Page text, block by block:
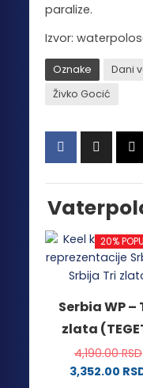
paralize.
Izvor:
Oznake Dani
Živko Gocić
20%
Serbia WP –
zlata
4,190.00RSD
3,352.00